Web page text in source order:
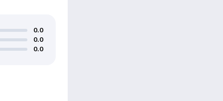
0.0
0.0
0.0